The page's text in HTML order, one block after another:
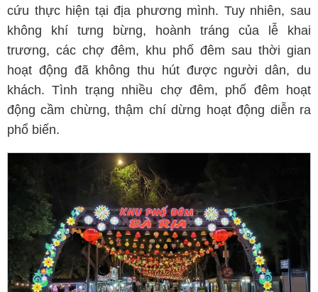
cứu thực hiện tại địa phương mình. Tuy nhiên, sau
không khí tưng bừng, hoành tráng của lễ khai
trương, các chợ đêm, khu phố đêm sau thời gian
hoạt động đã không thu hút được người dân, du
khách. Tình trạng nhiều chợ đêm, phố đêm hoạt
động cầm chừng, thậm chí dừng hoạt động diễn ra
phổ biến.